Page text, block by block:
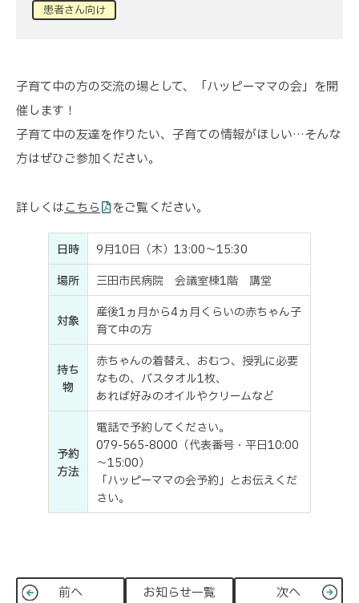
患者さん向け
子育て中の方の交流の場として、「ハッピーママの会」を開
催します！
子育て中の友達を作りたい、子育ての情報がほしい…そんな
方はぜひご参加ください。
詳しくはこちら をご覧ください。
日時
9月10日（木）13:00～15:30
場所
三田市民病院 会議室棟1階 講堂
対象
産後1ヵ月から4ヵ月くらいの赤ちゃん子
育て中の方
持ち
物
赤ちゃんの着替え、おむつ、授乳に必要
なもの、バスタオル1枚、
あれば好みのオイルやクリームなど
予約
方法
電話で予約してください。
079-565-8000（代表番号・平日10:00
～15:00）
「ハッピーママの会予約」とお伝えくだ
さい。
前へ お知らせ一覧 次へ